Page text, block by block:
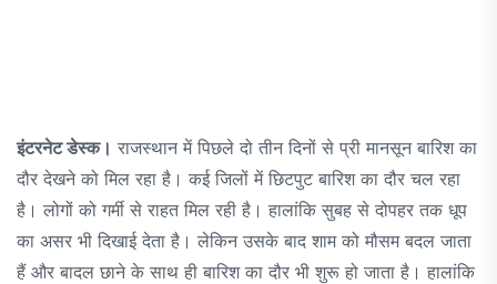
इंटरनेट डेस्क। राजस्थान में पिछले दो तीन दिनों से प्री मानसून बारिश का
दौर देखने को मिल रहा है। कई जिलों में छिटपुट बारिश का दौर चल रहा
है। लोगों को गर्मी से राहत मिल रही है। हालांकि सुबह से दोपहर तक धूप
का असर भी दिखाई देता है। लेकिन उसके बाद शाम को मौसम बदल जाता
हैं और बादल छाने के साथ ही बारिश का दौर भी शुरू हो जाता है। हालांकि